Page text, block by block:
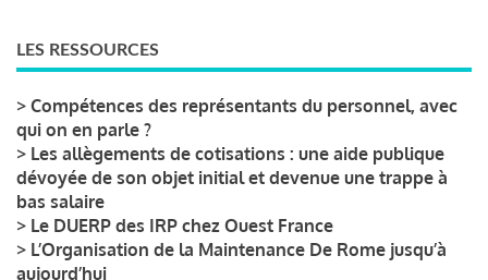
LES RESSOURCES
> Compétences des représentants du personnel, avec
qui on en parle ?
> Les allègements de cotisations : une aide publique
dévoyée de son objet initial et devenue une trappe à
bas salaire
> Le DUERP des IRP chez Ouest France
> L’Organisation de la Maintenance De Rome jusqu’à
aujourd’hui